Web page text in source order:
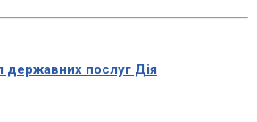
державних послуг Дія